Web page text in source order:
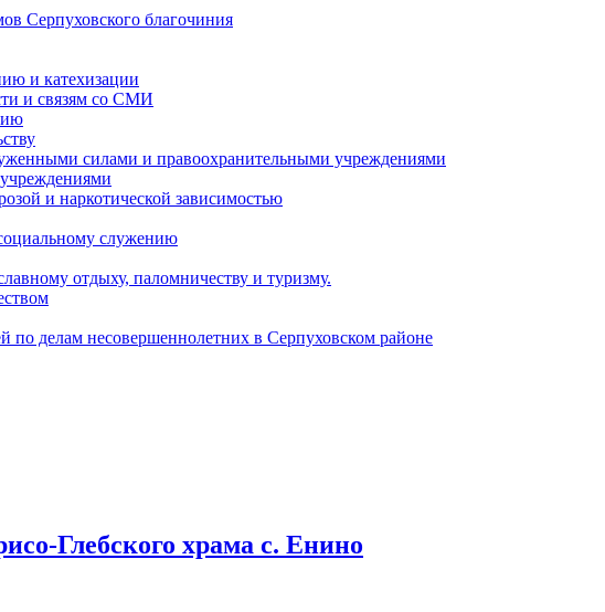
Серпуховского благочиния
и катехизации
и связям со СМИ
силами и правоохранительными учреждениями
и наркотической зависимостью
служению
отдыху, паломничеству и туризму.
по делам несовершеннолетних в Серпуховском районе
Глебского храма с. Енино